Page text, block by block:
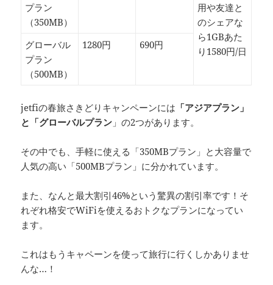
プラン
（350MB）
用や友達と
のシェアな
ら1GBあた
り1580円/日
グローバル
プラン
（500MB）
1280円 690円
jetfiの春旅さきどりキャンペーンには 「アジアプラン」
と「グローバルプラン 」の2つがあります。
その中でも、手軽に使える「350MBプラン」と大容量で
人気の高い「500MBプラン」に分かれています。
また、 なんと最大割引46%という驚異の割引率です！そ
れぞれ格安でWiFiを使えるおトクなプランになってい
ます。
これはもうキャペーンを使って旅行に行くしかありませ
んな…！